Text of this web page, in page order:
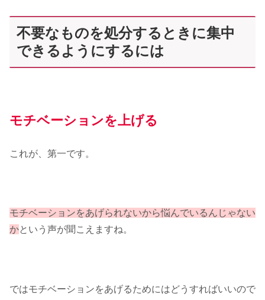
不要なものを処分するときに集中
できるようにするには
モチベーションを上げる
これが、第一です。
モチベーションをあげられないから悩んでいるんじゃない
かという声が聞こえますね。
ではモチベーションをあげるためにはどうすればいいので